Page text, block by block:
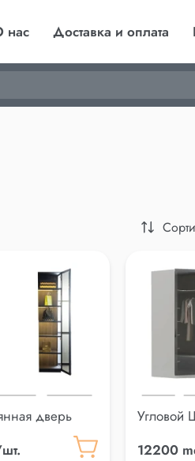
нас Доставка и оплата
дверь
Угловой
12200